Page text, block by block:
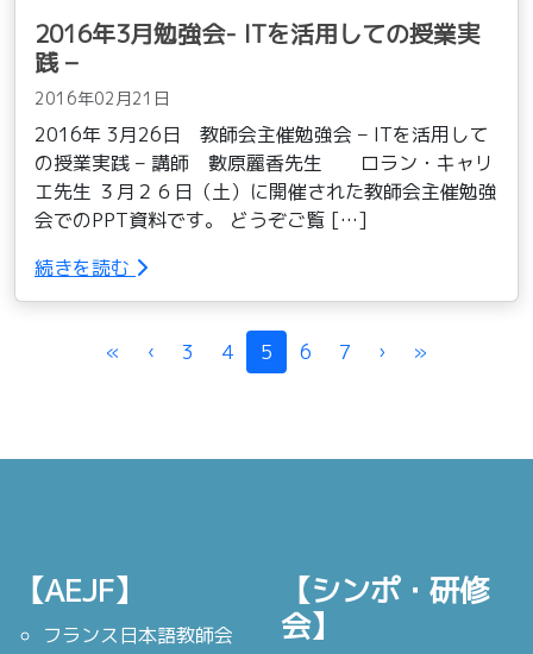
2016年3月勉強会- ITを活用しての授業実
践 –
2016年02月21日
2016年 3月26日 教師会主催勉強会 – ITを活用して
の授業実践 – 講師 數原麗香先生 ロラン・キャリ
エ先生 ３月２６日（土）に開催された教師会主催勉強
会でのPPT資料です。 どうぞご覧 […]
続きを読む
Page navigation
« ‹ 3 4 5 6 7 › »
【AEJF】
フランス日本語教師会
【シンポ・研修
会】